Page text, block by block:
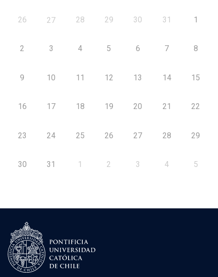
26 27 28 29 30 31 1
2 3 4 5 6 7 8
9 10 11 12 13 14 15
16 17 18 19 20 21 22
23 24 25 26 27 28 29
30 31 1 2 3 4 5